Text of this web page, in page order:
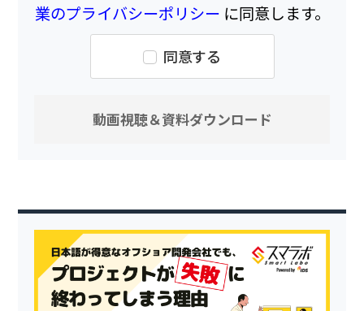
業のプライバシーポリシー に同意します。
同意する